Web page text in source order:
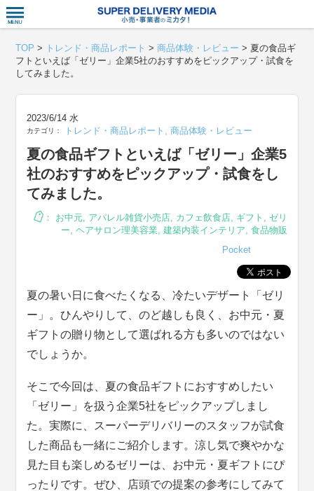
TOP > トレンド・商品レポート >商品体験・レビュー > 夏の食品ギ
フトといえば「ゼリー」企業5社のおすすめをピックアップ・試食を
してみました。
2023/6/14 水
カテゴリ： トレンド・商品レポート ,商品体験・レビュー
夏の食品ギフトといえば「ゼリー」企業5
社のおすすめをピックアップ・試食をし
てみました。
： お中元, アパレル雑貨小売店, カフェ飲食店, ギフト , ゼリ
ー, ヘアサロン理美容業, 建築内装インテリア, 食品物販
Pocket
夏の暑い日に食べたくなる、冷たいデザート「ゼリ
ー」。ひんやりして、のど越しも良く、お中元・夏
ギフトの贈り物として選ばれる方も多いのではない
でしょうか。
そこで今回は、夏の食品ギフトにおすすめしたい
「ゼリー」を扱う企業5社をピックアップしまし
た。実際に、スーパーデリバリーのスタッフが試食
した商品も一緒にご紹介します。涼し気で爽やかな
見た目も楽しめるゼリーは、お中元・夏ギフトにぴ
ったりです。ぜひ、店頭での提案の参考にしてみて